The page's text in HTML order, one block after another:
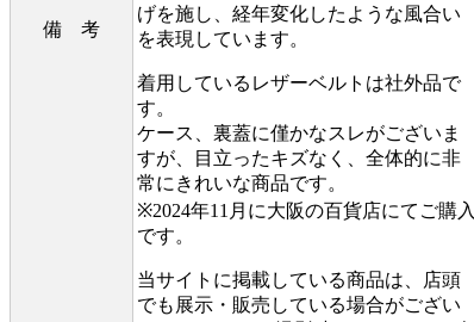
備 考
げを施し、経年変化したような風合い
を表現しています。
着用しているレザーベルトは社外品で
す。
ケース、裏蓋に僅かなスレがございま
すが、目立ったキズなく、全体的に非
常にきれいな商品です。
※2024年11月に大阪の百貨店にてご購入
です。
当サイトに掲載している商品は、店頭
でも展示・販売している場合がござい